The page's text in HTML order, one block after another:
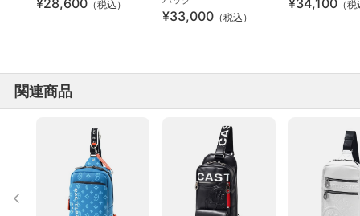
¥28,600 （税込）
¥33,000 （税込）
¥34,100 （
関連商品